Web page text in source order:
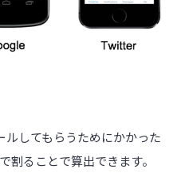
してもらうためにかかった
割ることで算出できます。